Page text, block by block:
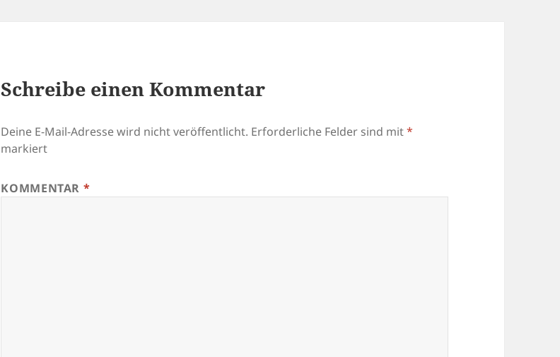
Schreibe einen Kommentar
Deine E-Mail-Adresse wird nicht veröffentlicht. Erforderliche Felder sind mit*
markiert
KOMMENTAR *